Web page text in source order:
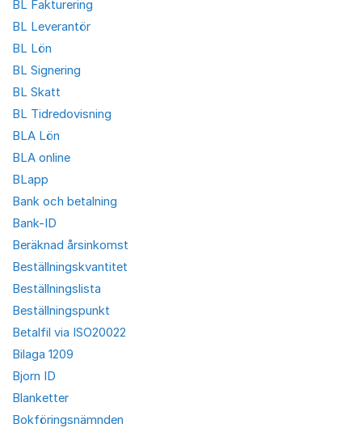
BL Fakturering
BL Leverantör
BL Lön
BL Signering
BL Skatt
BL Tidredovisning
BLA Lön
BLA online
BLapp
Bank och betalning
Bank-ID
Beräknad årsinkomst
Beställningskvantitet
Beställningslista
Beställningspunkt
Betalfil via ISO20022
Bilaga 1209
Bjorn ID
Blanketter
Bokföringsnämnden